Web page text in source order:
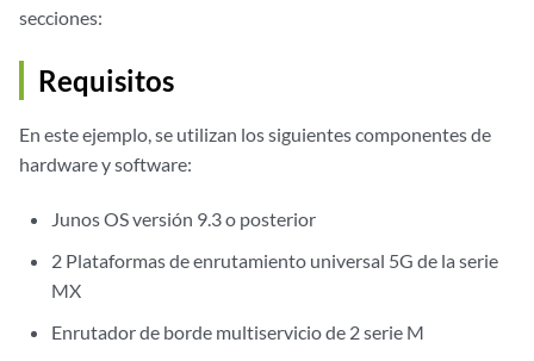
secciones:
Requisitos
En este ejemplo, se utilizan los siguientes componentes de
hardware y software:
Junos OS versión 9.3 o posterior
2 Plataformas de enrutamiento universal 5G de la serie
MX
Enrutador de borde multiservicio de 2 serie M